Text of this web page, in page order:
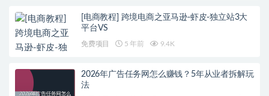
[电商教程] 跨境电商之亚马逊-虾皮-独立站3大
平台VS
免费项目 5 年前 9.4K
2026年广告任务网怎么赚钱？5年从业者拆解玩
法